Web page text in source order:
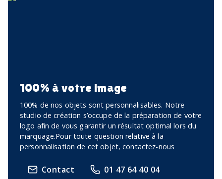
100% à votre image
100% de nos objets sont personnalisables. Notre
studio de création s’occupe de la préparation de votre
logo afin de vous garantir un résultat optimal lors du
marquage.Pour toute question relative à la
personnalisation de cet objet, contactez-nous
Contact 01 47 64 40 04